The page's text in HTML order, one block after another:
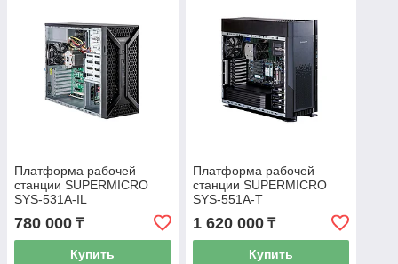
Платформа рабочей
станции SUPERMICRO
SYS-531A-IL
780 000 ₸
Купить
Платформа рабочей
станции SUPERMICRO
SYS-551A-T
1 620 000₸
Купить